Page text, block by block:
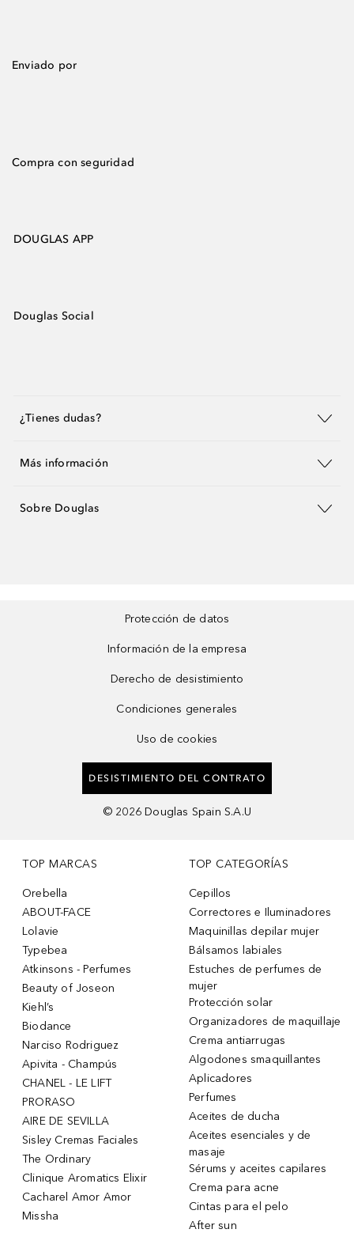
Enviado por
Compra con seguridad
DOUGLAS APP
Douglas Social
¿Tienes dudas?
Más información
Sobre Douglas
Protección de datos
Información de la empresa
Derecho de desistimiento
Condiciones generales
Uso de cookies
DESISTIMIENTO DEL CONTRATO
© 2026 Douglas Spain S.A.U
TOP MARCAS
Orebella
ABOUT-FACE
Lolavie
Typebea
Atkinsons - Perfumes
Beauty of Joseon
Kiehl’s
Biodance
Narciso Rodriguez
Apivita - Champús
CHANEL - LE LIFT
PRORASO
AIRE DE SEVILLA
Sisley Cremas Faciales
The Ordinary
Clinique Aromatics Elixir
Cacharel Amor Amor
Missha
TOP CATEGORÍAS
Cepillos
Correctores e Iluminadores
Maquinillas depilar mujer
Bálsamos labiales
Estuches de perfumes de
mujer
Protección solar
Organizadores de maquillaje
Crema antiarrugas
Algodones smaquillantes
Aplicadores
Perfumes
Aceites de ducha
Aceites esenciales y de
masaje
Sérums y aceites capilares
Crema para acne
Cintas para el pelo
After sun